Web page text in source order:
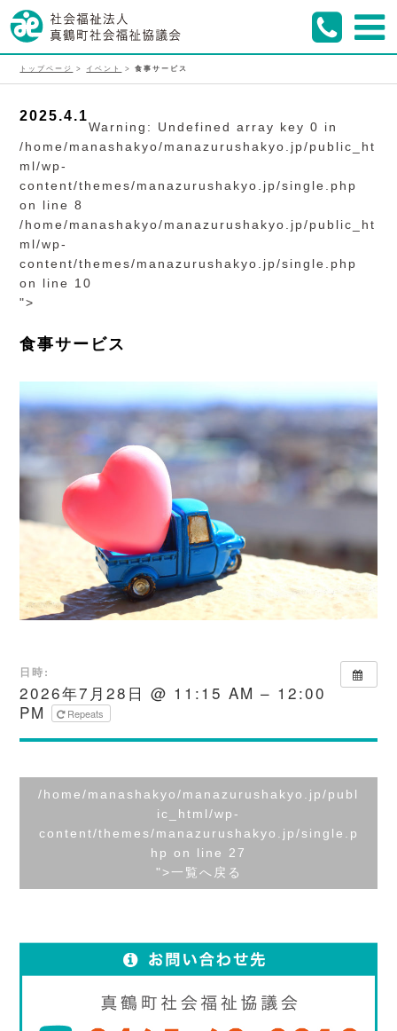
トップページ > イベント >食事サービス
2025.4.1
Warning : Undefined array key 0 in
/home/manashakyo/manazurushakyo.jp/public_ht
ml/wp-
content/themes/manazurushakyo.jp/single.php
on line8
/home/manashakyo/manazurushakyo.jp/public_ht
ml/wp-
content/themes/manazurushakyo.jp/single.php
on line 10
">
食事サービス
日時:
2026年7月28日 @ 11:15 AM – 12:00
PM
Repeats
/home/manashakyo/manazurushakyo.jp/publ
ic_html/wp-
content/themes/manazurushakyo.jp/single.p
hp on line 27
">一覧へ戻る